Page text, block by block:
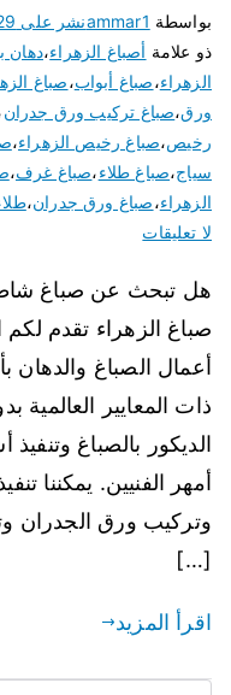
بواسطة ammar1نشر على 29 مايو،
ذو علامة أصباغ الزهراء،دهان
الزهراء،صباغ أبواب،صباغ
ورق،صباغ تركيب ورق جدران
رخيص،صباغ رخيص الزهراء،
سياج،صباغ طلاء،صباغ غرف،
الزهراء،صباغ ورق جدران،
لا تعليقات
هل تبحث عن صباغ
صباغ الزهراء تقدم لكم
أعمال الصباغ والدهان
ذات المعايير العالمية
الديكور بالصباغ
أمهر الفنيين. يمكننا
وتركيب ورق الجدران
[…]
اقرأ المزيد